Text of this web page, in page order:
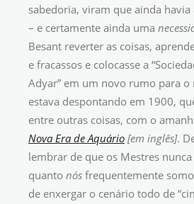
sabedoria, viram que ainda havia
– e certamente ainda uma
Besant reverter as coisas,
e fracassos e colocasse a
Adyar” em um novo rumo para o
estava despontando em 1900,
entre outras coisas, com o
Nova Era de Aquário [em inglês].
lembrar de que os Mestres
quanto nós frequentemente
de enxergar o cenário todo de